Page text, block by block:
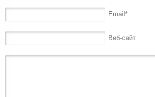
Email *
Веб-сайт